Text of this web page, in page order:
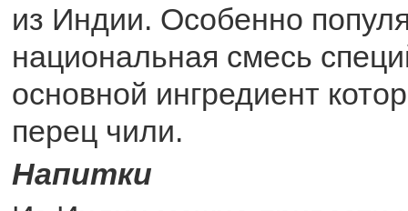
из Индии. Особенно
национальная смесь
основной ингредиент
перец чили.
Напитки